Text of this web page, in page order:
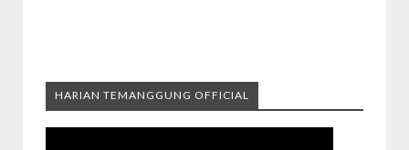
HARIAN TEMANGGUNG OFFICIAL